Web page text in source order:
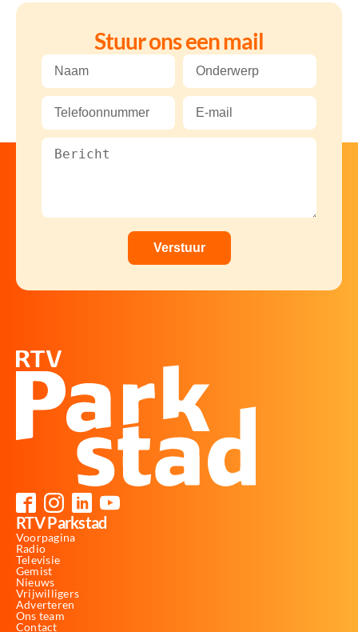
Stuur ons een mail
RTV Parkstad
Voorpagina
Radio
Televisie
Gemist
Nieuws
Vrijwilligers
Adverteren
Ons team
Contact